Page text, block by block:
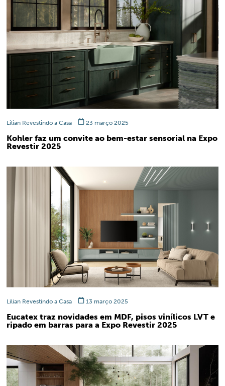
Lilian Revestindo a Casa 23 março 2025
Kohler faz um convite ao bem-estar sensorial na Expo
Revestir 2025
Lilian Revestindo a Casa 13 março 2025
Eucatex traz novidades em MDF, pisos vinílicos LVT e
ripado em barras para a Expo Revestir 2025